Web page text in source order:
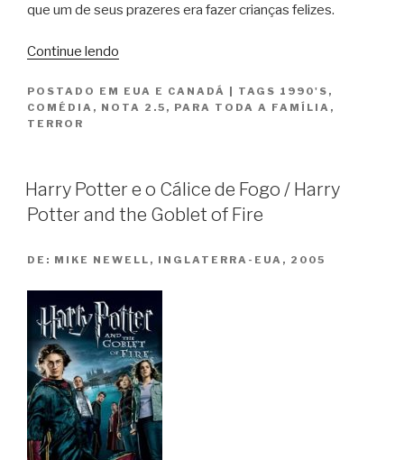
que um de seus prazeres era fazer crianças felizes.
Continue lendo
Addams
/
POSTADO EM EUA E CANADÁ | TAGS 1990'S ,
COMÉDIA , NOTA 2.5 , PARA TODA A FAMÍLIA ,
TERROR
Harry Potter e o Cálice de Fogo / Harry
Potter and the Goblet of Fire
DE: MIKE NEWELL, INGLATERRA-EUA, 2005